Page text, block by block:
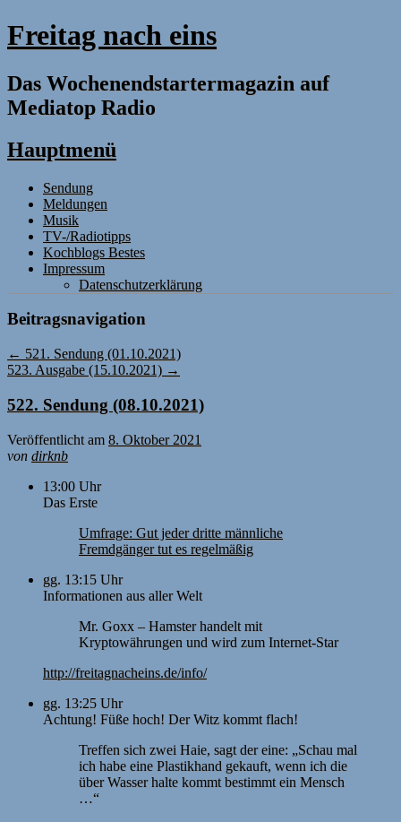
Freitag nach eins
Das Wochenendstartermagazin auf
Mediatop Radio
Hauptmenü
Zum
Inhalt
springen
Sendung
Meldungen
Musik
TV-/Radiotipps
Kochblogs Bestes
Impressum
Datenschutzerklärung
Beitragsnavigation
← 521. Sendung (01.10.2021)
523. Ausgabe (15.10.2021) →
522. Sendung (08.10.2021)
Veröffentlicht am 8. Oktober 2021
von dirknb
13:00 Uhr
Das Erste
Umfrage: Gut jeder dritte männliche
Fremdgänger tut es regelmäßig
gg. 13:15 Uhr
Informationen aus aller Welt
Mr. Goxx – Hamster handelt mit
Kryptowährungen und wird zum Internet-Star
http://freitagnacheins.de/info/
gg. 13:25 Uhr
Achtung! Füße hoch! Der Witz kommt flach!
Treffen sich zwei Haie, sagt der eine: „Schau mal
ich habe eine Plastikhand gekauft, wenn ich die
über Wasser halte kommt bestimmt ein Mensch
…“